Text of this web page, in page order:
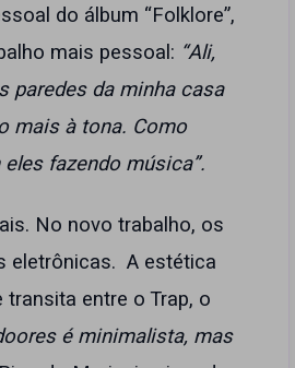
do álbum “Folklore”,
mais pessoal: “Ali,
paredes da minha casa
mais à tona. Como
fazendo música”.
No novo trabalho, os
eletrônicas. A estética
entre o Trap, o
é minimalista, mas